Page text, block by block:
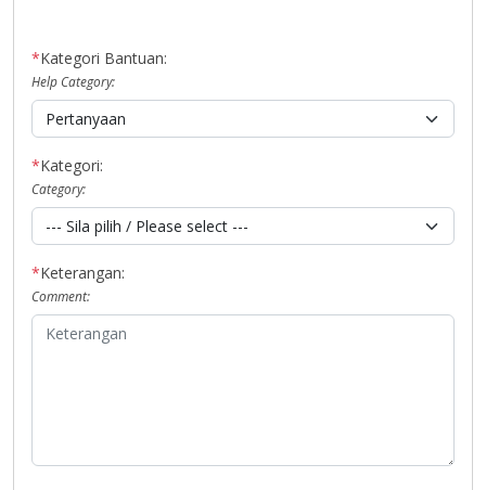
*Kategori Bantuan:
Help Category:
*Kategori:
Category:
*Keterangan:
Comment: